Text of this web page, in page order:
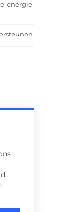
energie